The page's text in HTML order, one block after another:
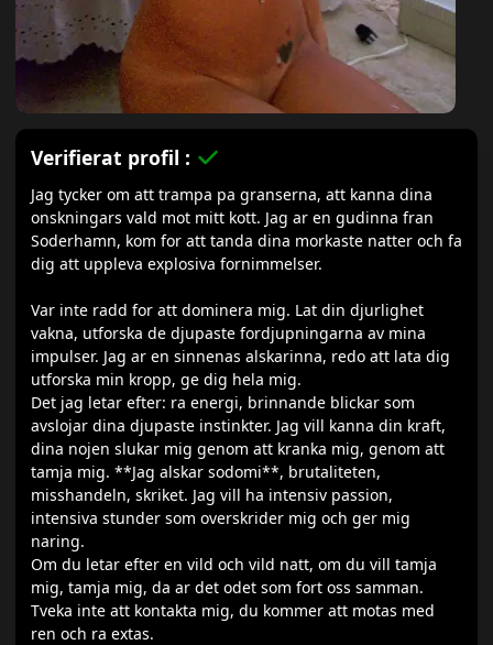
Verifierat profil :
Jag tycker om att trampa pa granserna, att kanna dina
onskningars vald mot mitt kott. Jag ar en gudinna fran
Soderhamn, kom for att tanda dina morkaste natter och fa
dig att uppleva explosiva fornimmelser.
Var inte radd for att dominera mig. Lat din djurlighet
vakna, utforska de djupaste fordjupningarna av mina
impulser. Jag ar en sinnenas alskarinna, redo att lata dig
utforska min kropp, ge dig hela mig.
Det jag letar efter: ra energi, brinnande blickar som
avslojar dina djupaste instinkter. Jag vill kanna din kraft,
dina nojen slukar mig genom att kranka mig, genom att
tamja mig. **Jag alskar sodomi**, brutaliteten,
misshandeln, skriket. Jag vill ha intensiv passion,
intensiva stunder som overskrider mig och ger mig
naring.
Om du letar efter en vild och vild natt, om du vill tamja
mig, tamja mig, da ar det odet som fort oss samman.
Tveka inte att kontakta mig, du kommer att motas med
ren och ra extas.